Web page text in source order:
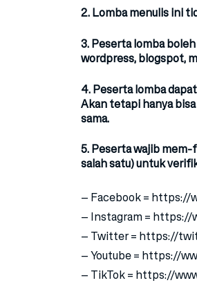
2. Lomba menulis ini
3. Peserta lomba
wordpress, blogspot,
4. Peserta lomba
Akan tetapi hanya
sama.
5. Pesertawajib mem-
salah satu) untuk
– Facebook = https://
– Instagram =
– Twitter = https://
– Youtube = https://
– TikTok = https://